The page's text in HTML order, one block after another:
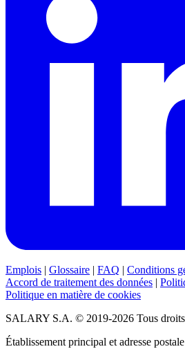
Emplois | Glossaire | FAQ | Conditions
Accord de traitement des données |
Politique en matière de cookies
SALARY S.A. © 2019-2026 Tous droits
Établissement principal et adresse